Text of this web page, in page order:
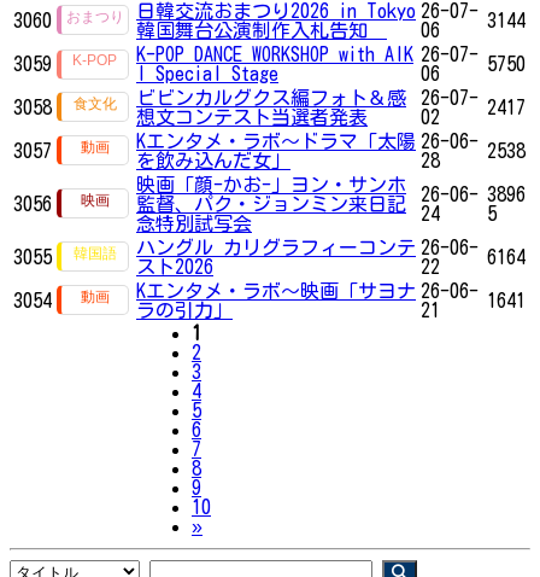
3060
日韓交流おまつり2026 in Tokyo
韓国舞台公演制作入札告知
26-07-
06
3144
3059
K-POP DANCE WORKSHOP with AIK
I Special Stage
26-07-
06
5750
3058
ビビンカルグクス編フォト＆感
想文コンテスト当選者発表
26-07-
02
2417
3057
Kエンタメ・ラボ～ドラマ「太陽
を飲み込んだ女」
26-06-
28
2538
3056
映画「顔-かお-」ヨン・サンホ
監督、パク・ジョンミン来日記
念特別試写会
26-06-
24
3896
5
3055
ハングル カリグラフィーコンテ
スト2026
26-06-
22
6164
3054
Kエンタメ・ラボ～映画「サヨナ
ラの引力」
26-06-
21
1641
1
2
3
4
5
6
7
8
9
10
»Next